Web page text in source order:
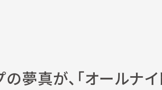
夢真が、「オールナ